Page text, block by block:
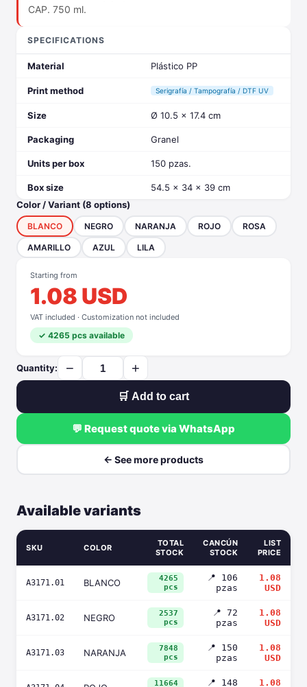
CAP. 750 ml.
SPECIFICATIONS
Material Plástico PP
Print method Serigrafía / Tampografía / DTF UV
Size Ø 10.5 x 17.4 cm
Packaging Granel
Units per box 150 pzas.
Box size
54.5 x 34 x 39 cm
Color / Variant (8 options)
BLANCO NEGRO NARANJA ROJO ROSA
AMARILLO AZUL LILA
Starting from
1.08 USD
VAT included · Customization not included
✓ 4265 pcs available
Quantity: − +
🛒 Add to cart
💬 Request quote via WhatsApp
← See more products
Available variants
SKU COLOR
TOTAL
STOCK
CANCÚN
STOCK
LIST
PRICE
A3171.01 BLANCO
4265
pcs
📍 106
pzas
1.08
USD
A3171.02 NEGRO
2537
pcs
📍 72
pzas
1.08
USD
A3171.03 NARANJA
7848
pcs
📍 150
pzas
1.08
USD
11664
📍 148
1.08